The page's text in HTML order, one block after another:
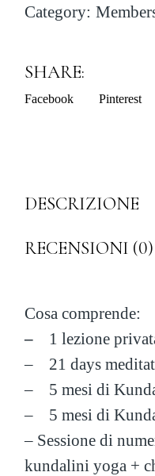
Category:
SHARE:
Facebook Pinterest
DESCRIZIONE
RECENSIONI (0)
Cosa comprende:
–
1 lezione
– 21 days
– 5 mesi di
– 5 mesi di
– Sessione di
kundalini yoga +